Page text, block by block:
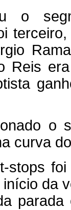
o
Reis
o
curva
stops
da